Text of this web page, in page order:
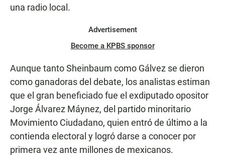
una radio local.
Advertisement
Become a KPBS sponsor
Aunque tanto Sheinbaum como Gálvez se dieron
como ganadoras del debate, los analistas estiman
que el gran beneficiado fue el exdiputado opositor
Jorge Álvarez Máynez, del partido minoritario
Movimiento Ciudadano, quien entró de último a la
contienda electoral y logró darse a conocer por
primera vez ante millones de mexicanos.